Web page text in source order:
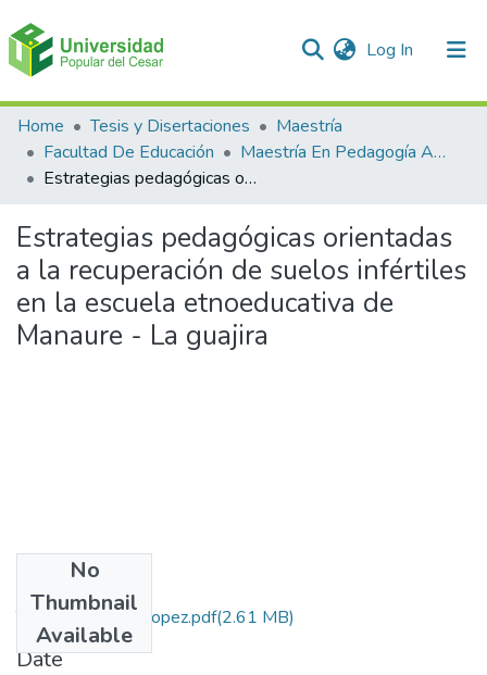
Log In (current)
Communities & Collections
All of DSpace
Home Tesis y Disertaciones
Maestría
Facultad De Educación
Maestría En Pedagogía Ambiental Para El desarrollo Sostenible
Estrategias pedagógicas orientadas a la recuperación de suelos infértiles en la escuela etnoeducativa de Manaure - La guajira
Estrategias pedagógicas orientadas
a la recuperación de suelos infértiles
en la escuela etnoeducativa de
Manaure - La guajira
No
Thumbnail
Available
Tesis Final Tania Lopez.pdf(2.61 MB)
Date